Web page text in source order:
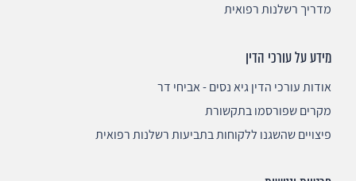
מדריך רשלנות רפואית
מידע על עורכי הדין
אודות עורכי הדין גיא נסים - אביחי דר
מקרים שפורסמו בתקשורת
פיצויים שהשגנו ללקוחות בתביעות רשלנות רפואית